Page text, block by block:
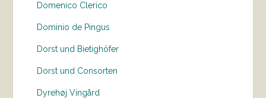
Domenico Clerico
Dominio de Pingus
Dorst und Bietighöfer
Dorst und Consorten
Dyrehøj Vingård